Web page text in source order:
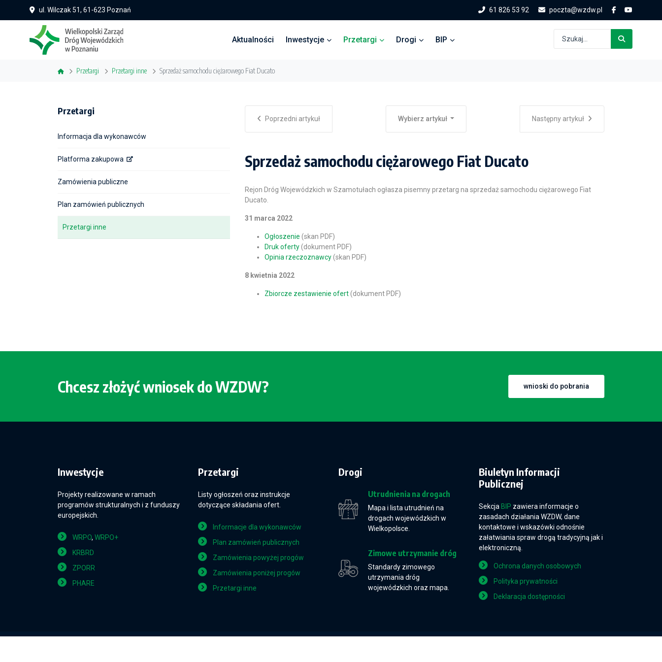
ul. Wilczak 51, 61-623 Poznań 61 826 53 92 poczta@wzdw.pl
Aktualności Inwestycje Przetargi Drogi BIP
Przetargi Przetargi inne Sprzedaż samochodu ciężarowego Fiat Ducato
Przetargi
Informacja dla wykonawców
Platforma zakupowa
Zamówienia publiczne
Plan zamówień publicznych
Przetargi inne
Poprzedni artykuł Wybierz artykuł Następny artykuł
Sprzedaż samochodu ciężarowego Fiat Ducato
Rejon Dróg Wojewódzkich w Szamotułach ogłasza pisemny przetarg na sprzedaż samochodu ciężarowego Fiat
Ducato.
31 marca 2022
Ogłoszenie (skan PDF)
Druk oferty(dokument PDF)
Opinia rzeczoznawcy(skan PDF)
8 kwietnia 2022
Zbiorcze zestawienie ofert(dokument PDF)
Chcesz złożyć wniosek do WZDW? wnioski do pobrania
Inwestycje
Projekty realizowane w ramach
programów strukturalnych i z funduszy
europejskich.
WRPO, WRPO+
KRBRD
ZPORR
PHARE
Przetargi
Listy ogłoszeń oraz instrukcje
dotyczące składania ofert.
Informacje dla wykonawców
Plan zamówień publicznych
Zamówienia powyżej progów
Zamówienia poniżej progów
Przetargi inne
Drogi
Utrudnienia na drogach
Mapa i lista utrudnień na
drogach wojewódzkich w
Wielkopolsce.
Zimowe utrzymanie dróg
Standardy zimowego
utrzymania dróg
wojewódzkich oraz mapa.
Biuletyn Informacji
Publicznej
Sekcja BIP zawiera informacje o
zasadach działania WZDW, dane
kontaktowe i wskazówki odnośnie
załatwiania spraw drogą tradycyjną jak i
elektroniczną.
Ochrona danych osobowych
Polityka prywatności
Deklaracja dostępności